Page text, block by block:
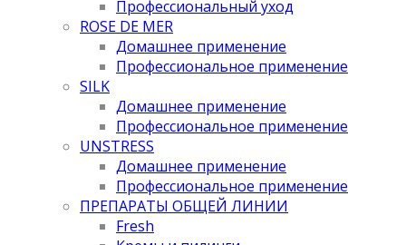
Профессиональный уход
ROSE DE MER
Домашнее применение
Профессиональное применение
SILK
Домашнее применение
Профессиональное применение
UNSTRESS
Домашнее применение
Профессиональное применение
ПРЕПАРАТЫ ОБЩЕЙ ЛИНИИ
Fresh